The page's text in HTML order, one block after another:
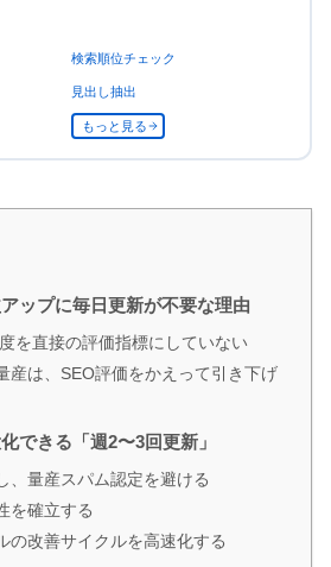
検索順位チェック
見出し抽出
もっと見る
ップに毎日更新が不要な理由
を直接の評価指標にしていない
産は、SEO評価をかえって引き下げ
できる「週2〜3回更新」
、量産スパム認定を避ける
を確立する
の改善サイクルを高速化する